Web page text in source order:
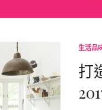
生活品
打